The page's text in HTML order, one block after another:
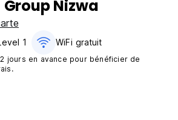
Nizwa
1 WiFi gratuit
jours en avance pour bénéficier de